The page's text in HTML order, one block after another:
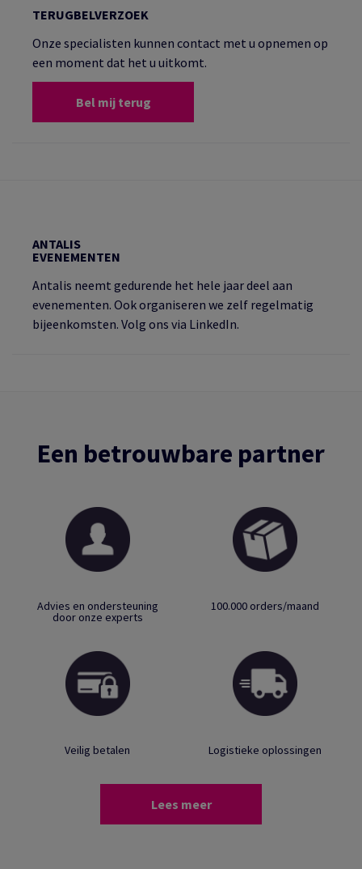
TERUGBELVERZOEK
Onze specialisten kunnen contact met u opnemen op
een moment dat het u uitkomt.
Bel mij terug
ANTALIS
EVENEMENTEN
Antalis neemt gedurende het hele jaar deel aan
evenementen. Ook organiseren we zelf regelmatig
bijeenkomsten. Volg ons via LinkedIn.
Een betrouwbare partner
Advies en ondersteuning
door onze experts
100.000 orders/maand
Veilig betalen Logistieke oplossingen
Lees meer